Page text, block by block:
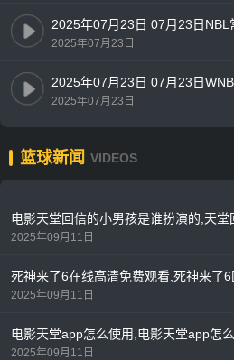
2025年07月23日
2025年07月23日
篮球新闻 VIDEOS
电影天堂回信的小男孩是谁扮演的,天
2025年09月11日
死神来了6在线高清免费观看,死神来了
2025年09月11日
电影天堂app怎么使用,电影天堂app怎
2025年09月11日